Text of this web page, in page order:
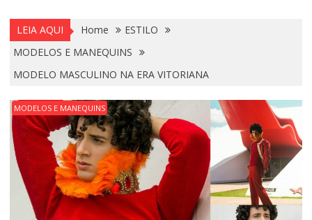
LEIA AQUI Home
ESTILO
MODELOS E MANEQUINS
MODELO MASCULINO NA ERA VITORIANA
MODELOS E MANEQUINS